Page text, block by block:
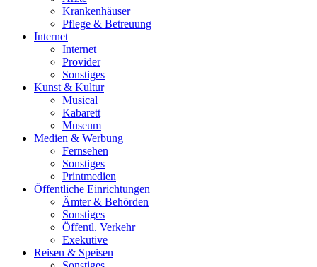
Krankenhäuser
Pflege & Betreuung
Internet
Internet
Provider
Sonstiges
Kunst & Kultur
Musical
Kabarett
Museum
Medien & Werbung
Fernsehen
Sonstiges
Printmedien
Öffentliche Einrichtungen
Ämter & Behörden
Sonstiges
Öffentl. Verkehr
Exekutive
Reisen & Speisen